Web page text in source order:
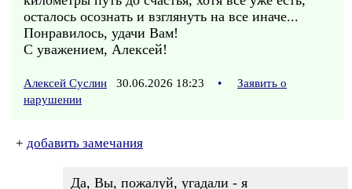
осталось осознать и взглянуть на все иначе...
Понравилось, удачи Вам!
С уважением, Алексей!
Алексей Суслин 30.06.2026 18:23 •
Заявить о
нарушении
+ добавить замечания
Да, Вы, пожалуй, угадали - я